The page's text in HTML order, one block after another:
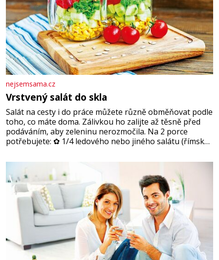
nejsemsama.cz
Vrstvený salát do skla
Salát na cesty i do práce můžete různě obměňovat podle
toho, co máte doma. Zálivkou ho zalijte až těsně před
podáváním, aby zeleninu nerozmočila. Na 2 porce
potřebujete: ✿ 1/4 ledového nebo jiného salátu (římský
okurky ✿ 2 rajčata Zálivka: ✿ 4 lžíce olivového oleje ✿ 1
lžíci citronové šťávy ✿ ½ stroužku